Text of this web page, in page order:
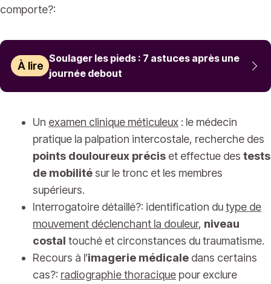
comporte?:
À lire
Soulager les pieds : 7 astuces après une
journée debout
Un examen clinique méticuleux : le médecin
pratique la palpation intercostale, recherche des
points douloureux précis et effectue des tests
de mobilité sur le tronc et les membres
supérieurs.
Interrogatoire détaillé?: identification dutype de
mouvement déclenchant la douleur, niveau
costal touché et circonstances du traumatisme.
Recours à l’imagerie médicale dans certains
cas?: radiographie thoracique pour exclure